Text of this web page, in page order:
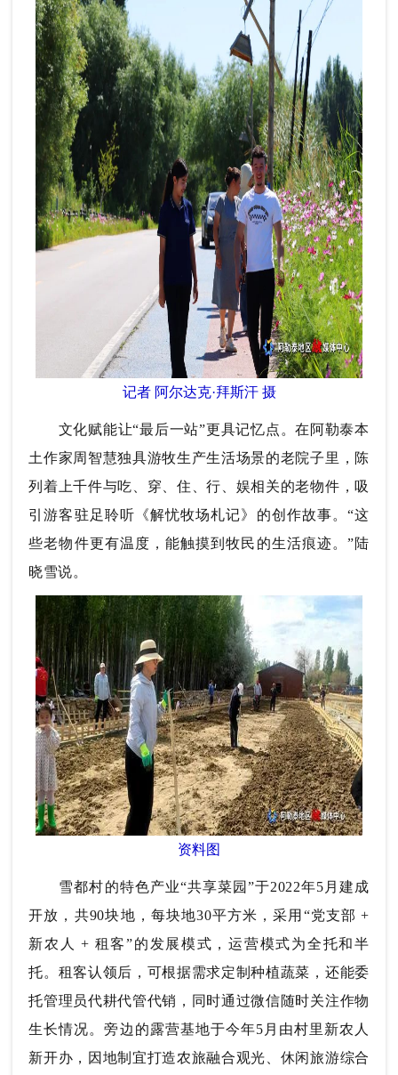
记者 阿尔达克·拜斯汗 摄
文化赋能让“最后一站”更具记忆点。在阿勒泰本
土作家周智慧独具游牧生产生活场景的老院子里，陈
列着上千件与吃、穿、住、行、娱相关的老物件，吸
引游客驻足聆听《解忧牧场札记》的创作故事。“这
些老物件更有温度，能触摸到牧民的生活痕迹。”陆
晓雪说。
资料图
雪都村的特色产业“共享菜园”于2022年5月建成
开放，共90块地，每块地30平方米，采用“党支部 +
新农人 + 租客”的发展模式，运营模式为全托和半
托。租客认领后，可根据需求定制种植蔬菜，还能委
托管理员代耕代管代销，同时通过微信随时关注作物
生长情况。旁边的露营基地于今年5月由村里新农人
新开办，因地制宜打造农旅融合观光、休闲旅游综合